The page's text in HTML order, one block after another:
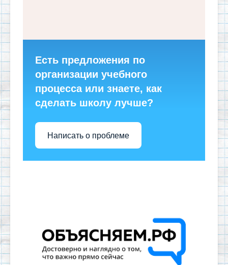
Есть предложения по
организации учебного
процесса или знаете, как
сделать школу лучше?
Написать о проблеме